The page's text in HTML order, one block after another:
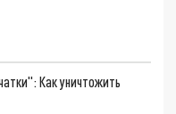
Как уничтожить